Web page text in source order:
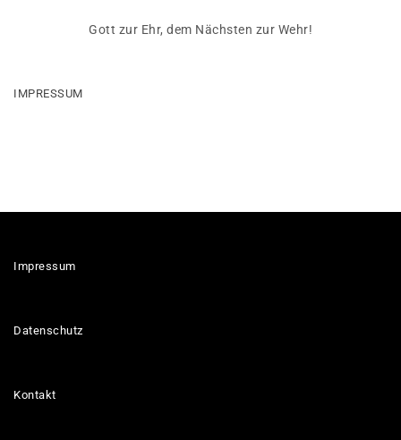
Gott zur Ehr, dem Nächsten zur Wehr!
IMPRESSUM
Impressum
Datenschutz
Kontakt